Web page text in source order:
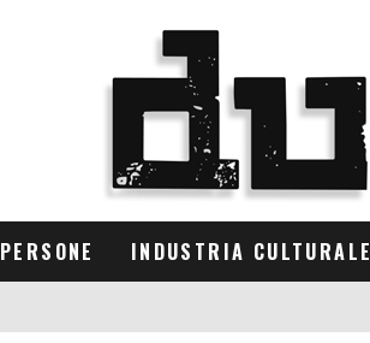
PERSONE INDUSTRIA CULTURALE